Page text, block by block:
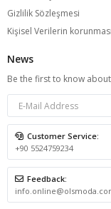
Gizlilik Sözleşmesi
Kişisel Verilerin korunması
News
Be the first to know
Customer Service:
+90 5524759234
Feedback: